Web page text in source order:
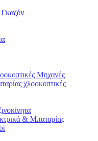
Μηχανές
χλοοκοπτικές
& Μπαταρίας